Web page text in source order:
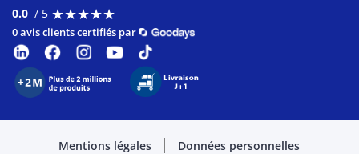
0.0 / 5 ★★★★★
★★★★★
0 avis clients certifiés par
Mentions légales
Données personnelles